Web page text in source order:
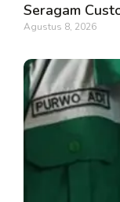
Seragam
Agustus 8, 2026